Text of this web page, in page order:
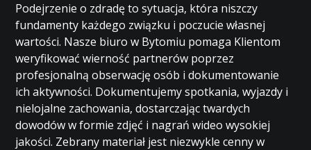
Podejrzenie o zdradę to sytuacja, która niszczy
fundamenty każdego związku i poczucie własnej
wartości. Nasze biuro w Bytomiu pomaga Klientom
weryfikować wierność partnerów poprzez
profesjonalną obserwację osób i dokumentowanie
ich aktywności. Dokumentujemy spotkania, wyjazdy i
nielojalne zachowania, dostarczając twardych
dowodów w formie zdjęć i nagrań wideo wysokiej
jakości. Zebrany materiał jest niezwykle cenny w